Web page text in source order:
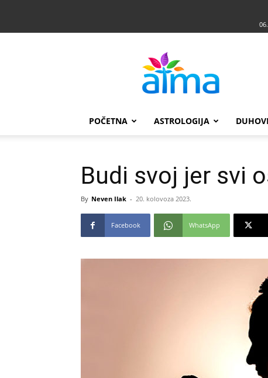
POČETNA ASTROLOGIJA
Budi svoj jer svi
By Neven Ilak - 20. kolovoza 2023.
Facebook WhatsApp